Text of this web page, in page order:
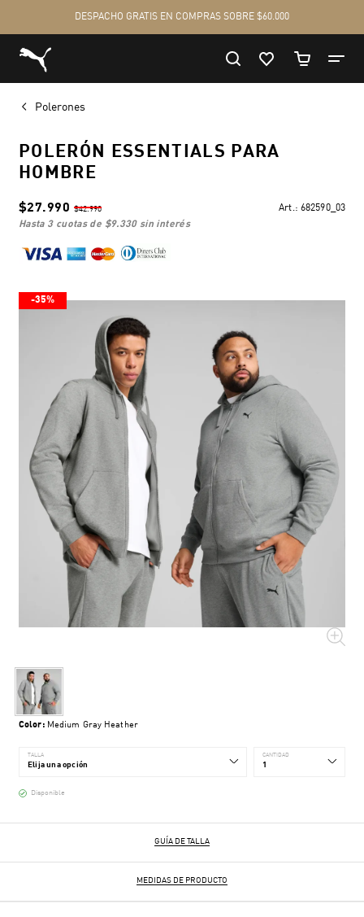
Polerones
POLERÓN ESSENTIALS PARA
HOMBRE
$27.990 $42.990 Art.: 682590_03
hasta 3 cuotas de $9.330sin interés
-35%
Color: Medium Gray Heather
TALLA CANTIDAD
Disponible
GUÍA DE TALLA
MEDIDAS DE PRODUCTO